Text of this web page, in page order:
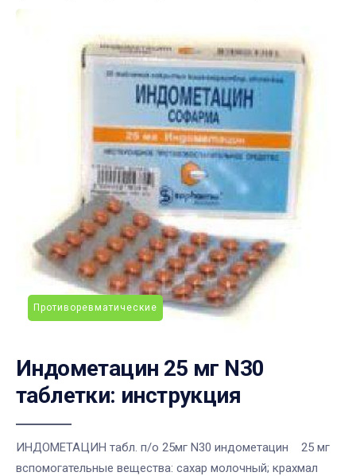
Противоревматические
Индометацин 25 мг N30
таблетки: инструкция
ИНДОМЕТАЦИН табл. п/о 25мг N30 индометацин 25 мг
вспомогательные вещества: сахар молочный; крахмал